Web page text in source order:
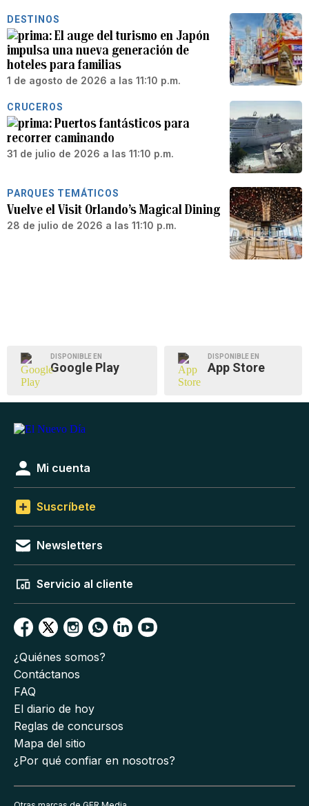
DESTINOS
El auge del turismo en Japón
impulsa una nueva generación de
hoteles para familias
1 de agosto de 2026 a las 11:10 p.m.
CRUCEROS
Puertos fantásticos para
recorrer caminando
31 de julio de 2026 a las 11:10 p.m.
PARQUES TEMÁTICOS
Vuelve el Visit Orlando’s Magical Dining
28 de julio de 2026 a las 11:10 p.m.
DISPONIBLE EN
Google Play
DISPONIBLE EN
App Store
Mi cuenta
Suscríbete
Newsletters
Servicio al cliente
¿Quiénes somos?
Contáctanos
FAQ
El diario de hoy
Reglas de concursos
Mapa del sitio
¿Por qué confiar en nosotros?